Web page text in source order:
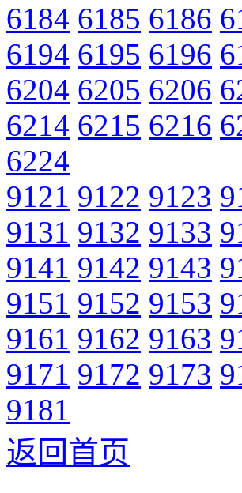
6184 6185 6186
6194 6195 6196
6204 6205 6206
6214 6215 6216
6224
9121 9122 9123
9131 9132 9133
9141 9142 9143
9151 9152 9153
9161 9162 9163
9171 9172 9173
9181
返回首页